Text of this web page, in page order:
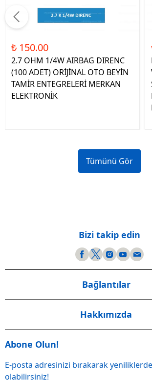
₺ 150.00
2.7 OHM 1/4W AIRBAG DIRENC
(100 ADET) ORİJİNAL OTO BEYİN
TAMİR ENTEGRELERİ MERKAN
ELEKTRONİK
Tümünü Gör
Bizi takip edin
Bağlantılar
Hakkımızda
Abone Olun!
E-posta adresinizi bırakarak
olabilirsiniz!